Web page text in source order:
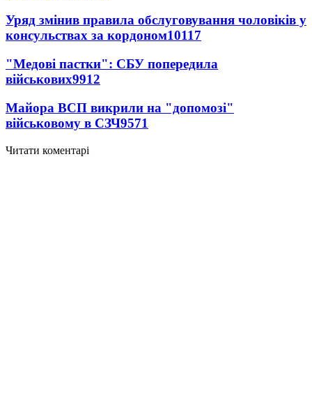
Уряд змінив правила обслуговування чоловіків у
консульствах за кордоном10117
"Медові пастки": СБУ попередила
військових9912
Майора ВСП викрили на "допомозі"
військовому в СЗЧ9571
Читати коментарі